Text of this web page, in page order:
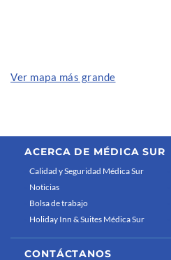
Ver mapa más grande
ACERCA DE MÉDICA SUR
Calidad y Seguridad Médica Sur
Noticias
Bolsa de trabajo
Holiday Inn & Suites Médica Sur
CONTÁCTANOS